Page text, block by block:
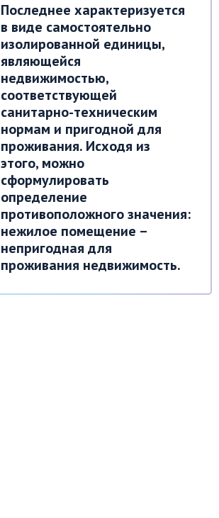
Последнее характеризуется
в виде самостоятельно
изолированной единицы,
являющейся
недвижимостью,
соответствующей
санитарно-техническим
нормам и пригодной для
проживания. Исходя из
этого, можно
сформулировать
определение
противоположного значения:
нежилое помещение –
непригодная для
проживания недвижимость.